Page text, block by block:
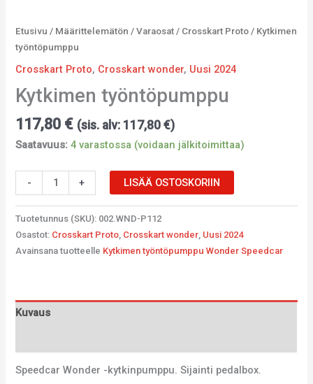
Etusivu / Määrittelemätön /Varaosat / Crosskart Proto / Kytkimen
työntöpumppu
Crosskart Proto, Crosskart wonder, Uusi 2024
Kytkimen työntöpumppu
117,80 € (sis. alv: 117,80€)
Saatavuus: 4 varastossa (voidaan jälkitoimittaa)
- + LISÄÄ OSTOSKORIIN
Tuotetunnus (SKU): 002.WND-P112
Osastot: Crosskart Proto, Crosskart wonder, Uusi 2024
Avainsana tuotteelle Kytkimen työntöpumppu Wonder Speedcar
Kuvaus
Speedcar Wonder -kytkinpumppu. Sijainti pedalbox.